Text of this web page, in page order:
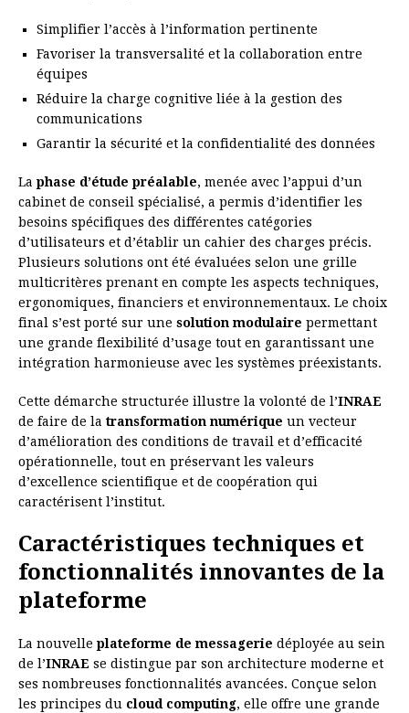
Simplifier l’accès à l’information pertinente
Favoriser la transversalité et la collaboration entre
équipes
Réduire la charge cognitive liée à la gestion des
communications
Garantir la sécurité et la confidentialité des données
La phase d’étude préalable, menée avec l’appui d’un
cabinet de conseil spécialisé, a permis d’identifier les
besoins spécifiques des différentes catégories
d’utilisateurs et d’établir un cahier des charges précis.
Plusieurs solutions ont été évaluées selon une grille
multicritères prenant en compte les aspects techniques,
ergonomiques, financiers et environnementaux. Le choix
final s’est porté sur une solution modulaire permettant
une grande flexibilité d’usage tout en garantissant une
intégration harmonieuse avec les systèmes préexistants.
Cette démarche structurée illustre la volonté de l’INRAE
de faire de la transformation numérique un vecteur
d’amélioration des conditions de travail et d’efficacité
opérationnelle, tout en préservant les valeurs
d’excellence scientifique et de coopération qui
caractérisent l’institut.
Caractéristiques techniques et
fonctionnalités innovantes de la
plateforme
La nouvelle plateforme de messagerie déployée au sein
de l’INRAE se distingue par son architecture moderne et
ses nombreuses fonctionnalités avancées. Conçue selon
les principes du cloud computing, elle offre une grande